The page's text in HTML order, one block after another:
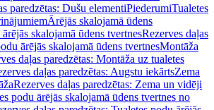
paredzētas: Dušu elementiPiederumiTualetes
Ārējās skalojamā ūdens
skalojamā ūdens tvertnesRezerves daļas
ārējās skalojamā ūdens tvertnesMontāža
daļas paredzētas: Montāža uz tualetes
daļas paredzētas: Augstu iekārtsZema
Rezerves daļas paredzētas: Zema un vidēji
podu ārējās skalojamā ūdens tvertnes no